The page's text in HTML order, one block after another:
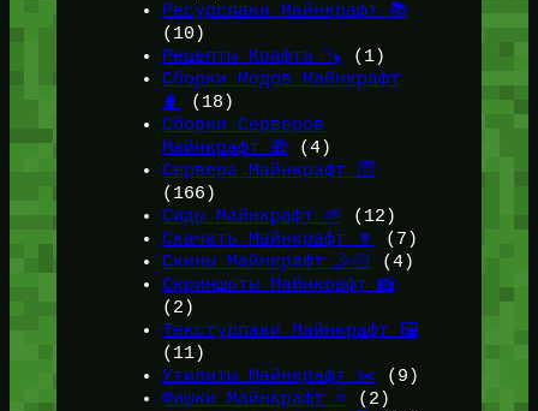
Ресурспаки Майнкрафт 📚
(10)
Рецепты Крафта 🪚 (1)
Сборки Модов Майнкрафт
🧳
(18)
Сборки Серверов
Майнкрафт 🎁 (4)
Сервера Майнкрафт 🛜
(166)
Сиды Майнкрафт 🌱
(12)
Скачать Майнкрафт 🔽
(7)
Скины Майнкрафт 🤹🏻
(4)
Скриншоты Майнкрафт 📸
(2)
Текстурпаки Майнкрафт 🖼️
(11)
Утилиты Майнкрафт ✂️ (9)
Фишки Майнкрафт ⭐(2)